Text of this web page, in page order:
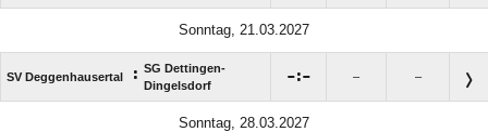
Sonntag, 21.03.2027
SV Deggenhausertal : SG Dettingen-
Dingelsdorf
: – –
Sonntag, 28.03.2027